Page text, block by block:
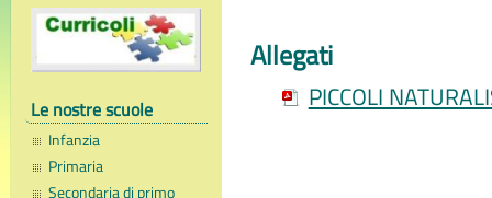
Le nostre scuole
Infanzia
Primaria
Secondaria di primo
Allegati
PICCOLI